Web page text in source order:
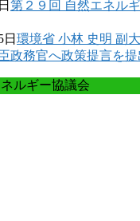
第２９回 自然エネル
環境省 小林 史明 副
政務官へ政策提言を提
ルギー協議会